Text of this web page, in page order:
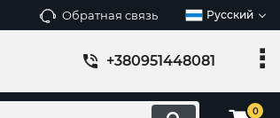
Обратная связь Русский
+380951448081
0